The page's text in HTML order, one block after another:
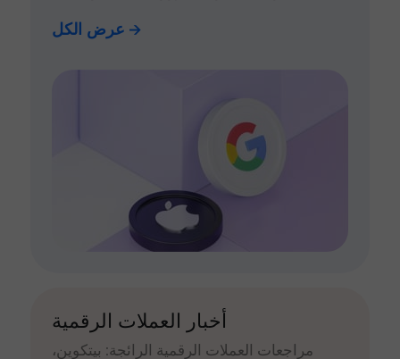
عرض الكل
أخبار العملات الرقمية
مراجعات العملات الرقمية الرائجة: بيتكوين،